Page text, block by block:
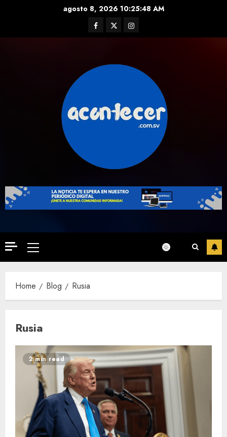
agosto 8, 2026 10:25:49 AM
Facebook
TwitterInstagram
Primary
Menu
Home Blog Rusia
Rusia
2 min read